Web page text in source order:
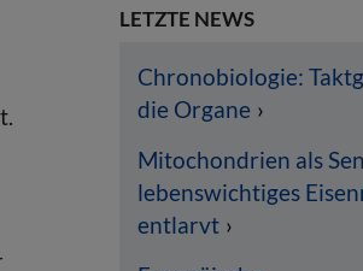
LETZTE NEWS
Chronobiologie:
die Organe
Mitochondrien als
lebenswichtiges
entlarvt